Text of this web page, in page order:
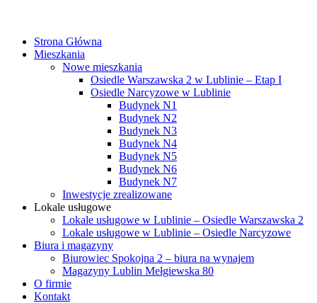
Strona Główna
Mieszkania
Nowe mieszkania
Osiedle Warszawska 2 w Lublinie – Etap I
Osiedle Narcyzowe w Lublinie
Budynek N1
Budynek N2
Budynek N3
Budynek N4
Budynek N5
Budynek N6
Budynek N7
Inwestycje zrealizowane
Lokale usługowe
Lokale usługowe w Lublinie – Osiedle Warszawska 2
Lokale usługowe w Lublinie – Osiedle Narcyzowe
Biura i magazyny
Biurowiec Spokojna 2 – biura na wynajem
Magazyny Lublin Mełgiewska 80
O firmie
Kontakt